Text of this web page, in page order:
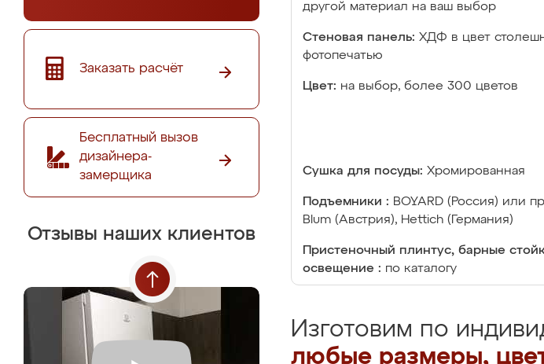
Заказать расчёт
Бесплатный вызов
дизайнера-
замерщика
Отзывы наших клиентов
другой материал на ваш выбор
Стеновая панель: ХДФ в цвет
фотопечатью
Цвет: на выбор, более 300 цветов
Сушка для посуды: Хромированная
Подъемники : BOYARD (Россия) или
Blum (Австрия), Hettich (Германия)
Пристеночный плинтус, барные
освещение : по каталогу
Изготовим по
любые размеры,